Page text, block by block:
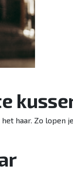
haar. Zo lopen